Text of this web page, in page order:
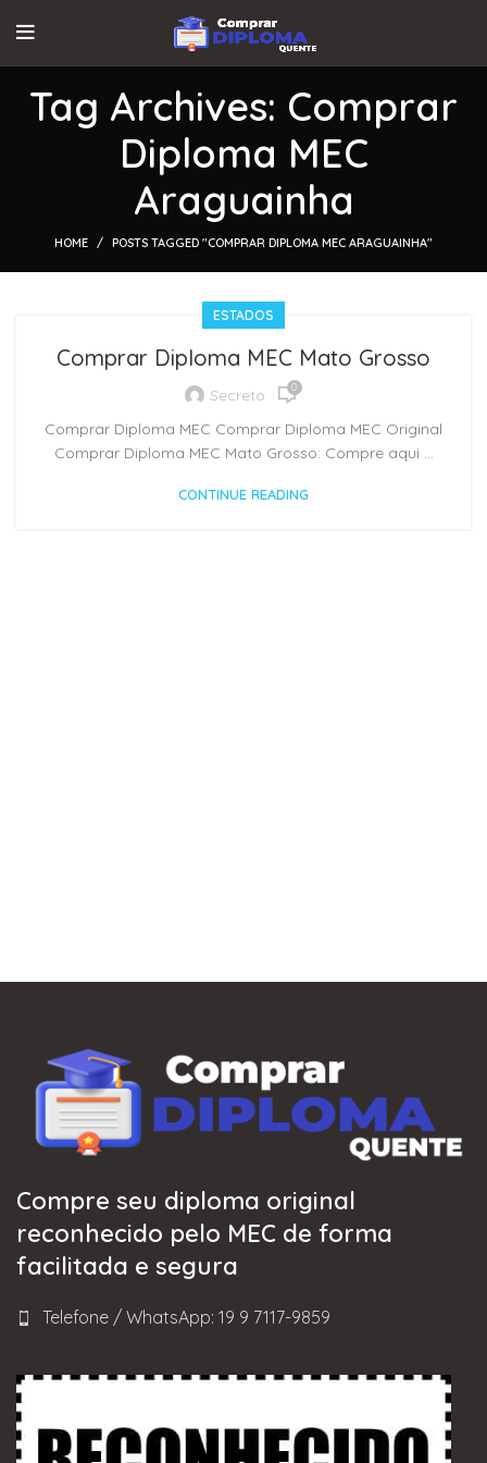
Tag Archives: Comprar
Diploma MEC
Araguainha
HOME POSTS TAGGED "COMPRAR DIPLOMA MEC ARAGUAINHA"
ESTADOS
Comprar Diploma MEC Mato Grosso
Secreto 0
Comprar Diploma MEC Comprar Diploma MEC Original
Comprar Diploma MEC Mato Grosso: Compre aqui ...
CONTINUE READING
Compre seu diploma original
reconhecido pelo MEC de forma
facilitada e segura
Telefone / WhatsApp: 19 9 7117-9859